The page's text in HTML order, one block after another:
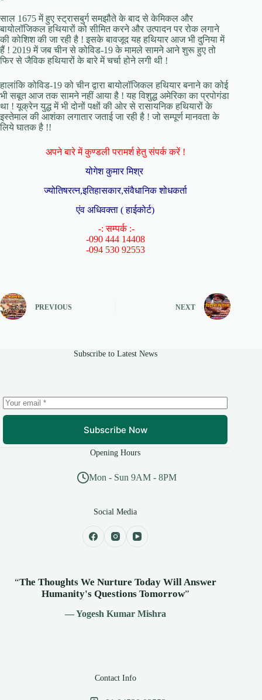
साल 1675 में हुए स्ट्रासबुर्ग समझौते के बाद से केमिकल और
बायोलॉजिकल हथियारों को सीमित करने और उत्पादन पर रोक लगाने
की कोशिश की जा रही है ! इसके बावजूद यह हथियार आज भी दुनिया में
हैं ! 2019 में जब चीन से कोविड-19 के मामले सामने आने शुरू हुए तो
फिर से जैविक हथियारों के बारे में चर्चा होने लगी थी !
हालांकि कोविड-19 को चीन द्वारा बायोलॉजिकल हथियार बनाने का कोई
भी सबूत आज तक सामने नहीं आया है ! यह विशुद्ध अमेरिका का प्रपोगंडा
था ! यूक्रेन युद्ध में भी दोनों पक्षों की ओर से रासायनिक हथियारों के
इस्तेमाल की आशंका लगातार जताई जा रही है ! जो सम्पूर्ण मानवता के
लिये घातक है !!
अपने बारे में कुण्डली परामर्श हेतु संपर्क करें !
योगेश कुमार मिश्र
ज्योतिषरत्न,इतिहासकार,संवैधानिक शोधकर्ता
एंव अधिवक्ता ( हाईकोर्ट)
-: सम्पर्क :-
-090 444 14408
-094 530 92553
PREVIOUS NEXT
Subscribe to Latest News
Subscribe Now
Opening Hours
Mon - Sun 9AM - 8PM
Social Media
“The Thoughts We Nurture Today Will Answer
Humanity's Questions Tomorrow”
— Yogesh Kumar Mishra
Contact Info